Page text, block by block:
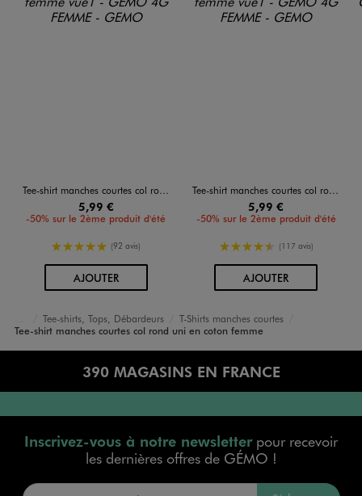
Tee-shirt manches courtes col rond uni en coton femme
5,99 €
-50% sur le 2ème produit d'été
5/5 de moyenne
(92 avis)
AJOUTERAU PANIER
Tee-shirt manches courtes col rond uni en coton femme
5,99 €
-50% sur le 2ème produit d'été
4.5/5 de moyenne
(117 avis)
AJOUTERAU PANIER
Accueil
Femme
Vêtements
Tee-shirts, Tops, Débardeurs
T-Shirts manches courtes
Tee-shirt manches courtes col rond uni en coton femme
390 MAGASINS EN FRANCE
Inscrivez-vous à notre newsletterpour recevoir
les dernières offres de GÉMO !